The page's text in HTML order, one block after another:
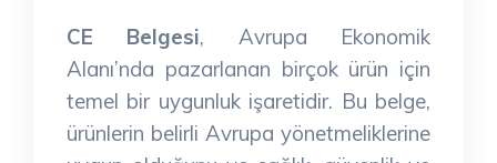
CE Belgesi, Avrupa Ekonomik
Alanı’nda pazarlanan birçok ürün için
temel bir uygunluk işaretidir. Bu belge,
ürünlerin belirli Avrupa yönetmeliklerine